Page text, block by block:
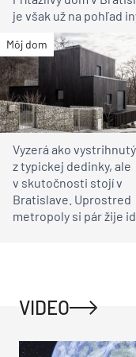
je však už na pohľad
susedia
Môj dom
Vyzerá ako vystrihnutý
z typickej dedinky, ale
v skutočnosti stojí v
Bratislave. Uprostred
metropoly si pár žije
VIDEO